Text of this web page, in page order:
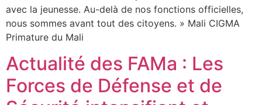
avec la jeunesse. Au-delà de nos fonctions officielles,
nous sommes avant tout des citoyens. » Mali CIGMA
Primature du Mali
Actualité des FAMa : Les
Forces de Défense et de